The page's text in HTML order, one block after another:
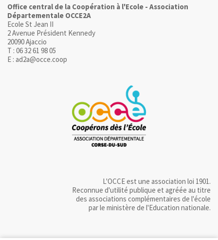
Office central de la Coopération à l'Ecole - Association
Départementale OCCE2A
Ecole St Jean II
2 Avenue Président Kennedy
20090 Ajaccio
T : 06 32 61 98 05
E : ad2a@occe.coop
L'OCCE est une association loi 1901.
Reconnue d'utilité publique et agréée au titre
des associations complémentaires de l'école
par le ministère de l'Education nationale.